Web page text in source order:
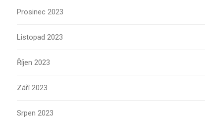
Prosinec 2023
Listopad 2023
Říjen 2023
Září 2023
Srpen 2023